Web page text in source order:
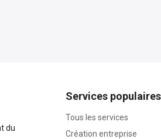
du
Services populaires
Tous les services
Création entreprise